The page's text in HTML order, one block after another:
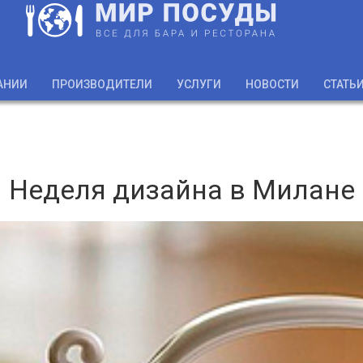
ПРОИЗВОДИТЕЛИ УСЛУГИ НОВОСТИ СТАТЬИ
Неделя дизайна в Милане